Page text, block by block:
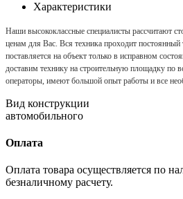
Характеристики
Наши высококлассные специалисты рассчитают
ценам для Вас. Вся техника проходит постоянный
поставляется на объект только в исправном
доставим технику на строительную площадку
операторы, имеют большой опыт работы и все
Вид конструкции
автомобильного
Оплата
Оплата товара осуществляется по
безналичному расчету.